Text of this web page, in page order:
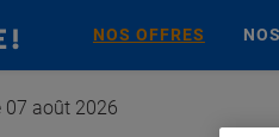
NOS OFFRES
07 août 2026